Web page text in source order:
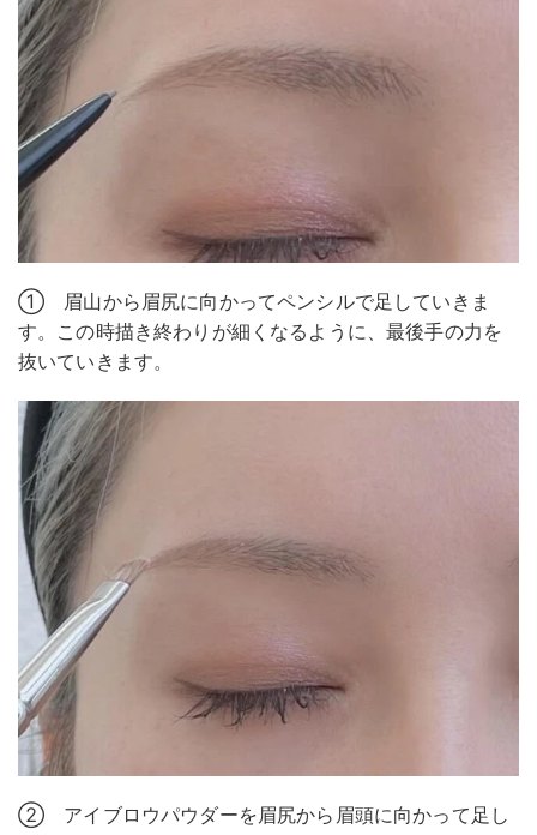
① 眉山から眉尻に向かってペンシルで足していきま
す。この時描き終わりが細くなるように、最後手の力を
抜いていきます。
② アイブロウパウダーを眉尻から眉頭に向かって足し